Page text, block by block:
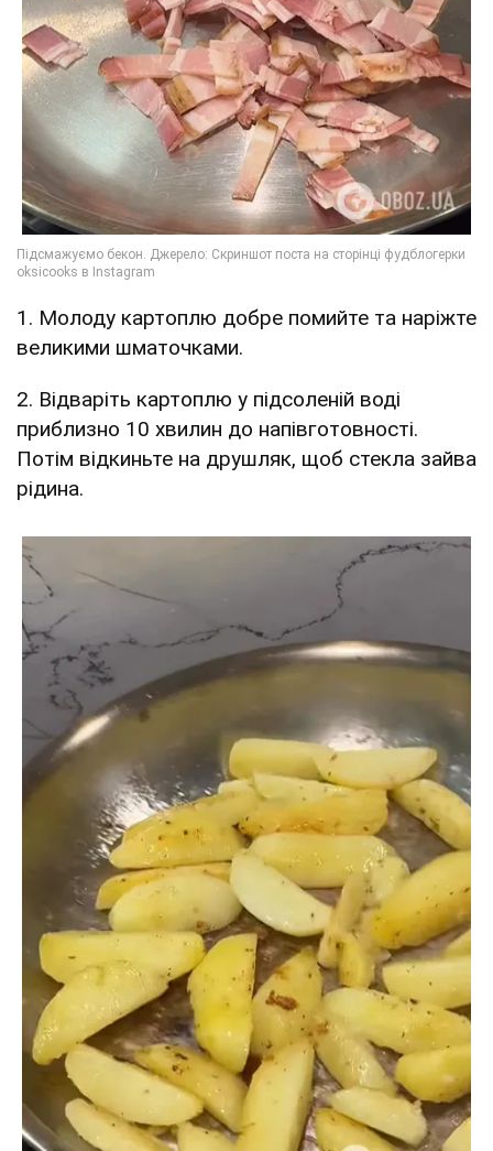
1. Молоду картоплю добре помийте та наріжте
великими шматочками.
2. Відваріть картоплю у підсоленій воді
приблизно 10 хвилин до напівготовності.
Потім відкиньте на друшляк, щоб стекла зайва
рідина.